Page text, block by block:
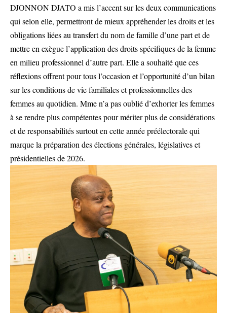
DJONNON DJATO a mis l’accent sur les deux communications
qui selon elle, permettront de mieux appréhender les droits et les
obligations liées au transfert du nom de famille d’une part et de
mettre en exègue l’application des droits spécifiques de la femme
en milieu professionnel d’autre part. Elle a souhaité que ces
réflexions offrent pour tous l’occasion et l’opportunité d’un bilan
sur les conditions de vie familiales et professionnelles des
femmes au quotidien. Mme n’a pas oublié d’exhorter les femmes
à se rendre plus compétentes pour mériter plus de considérations
et de responsabilités surtout en cette année préélectorale qui
marque la préparation des élections générales, législatives et
présidentielles de 2026.